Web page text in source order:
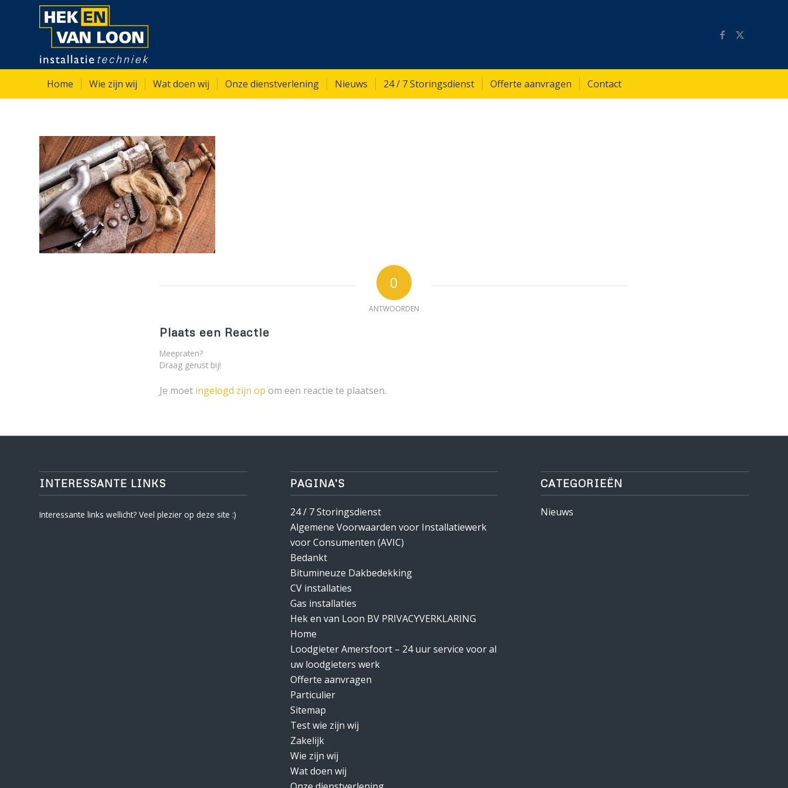
Home Wie zijn wij Wat doen wij Onze dienstverlening Nieuws 24 / 7 Storingsdienst Offerte aanvragen Contact
0
ANTWOORDEN
Plaats een Reactie
Meepraten?
Draag gerust bij!
Je moet ingelogd zijn op om een reactie te plaatsen.
INTERESSANTE LINKS
Interessante links wellicht? Veel plezier op deze site :)
PAGINA’S
24 / 7 Storingsdienst
Algemene Voorwaarden voor Installatiewerk
voor Consumenten (AVIC)
Bedankt
Bitumineuze Dakbedekking
CV installaties
Gas installaties
Hek en van Loon BV PRIVACYVERKLARING
Home
Loodgieter Amersfoort – 24 uur service voor al
uw loodgieters werk
Offerte aanvragen
Particulier
Sitemap
Test wie zijn wij
Zakelijk
Wie zijn wij
Wat doen wij
CATEGORIEËN
Nieuws